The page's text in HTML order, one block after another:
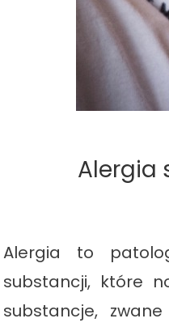
Alergia
Alergia to
substancji, które
substancje,